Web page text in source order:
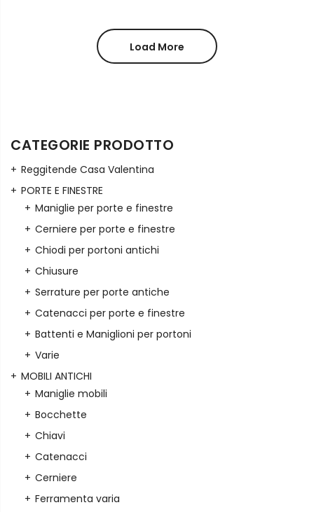
Load More
CATEGORIE PRODOTTO
Reggitende Casa Valentina
PORTE E FINESTRE
Maniglie per porte e finestre
Cerniere per porte e finestre
Chiodi per portoni antichi
Chiusure
Serrature per porte antiche
Catenacci per porte e finestre
Battenti e Maniglioni per portoni
Varie
MOBILI ANTICHI
Maniglie mobili
Bocchette
Chiavi
Catenacci
Cerniere
Ferramenta varia